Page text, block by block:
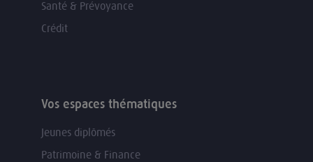
Santé & Prévoyance
Crédit
Vos espaces thématiques
Jeunes diplômés
Patrimoine & Finance